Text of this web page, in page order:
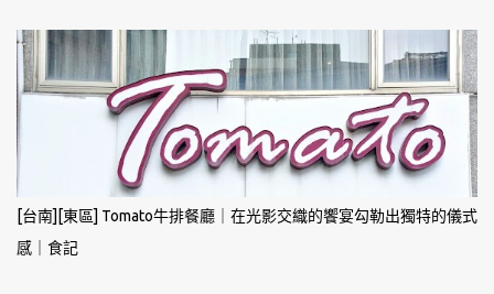
[台南][東區] Tomato牛排餐廳｜在光影交織的饗宴勾勒出獨特的儀式
感｜食記